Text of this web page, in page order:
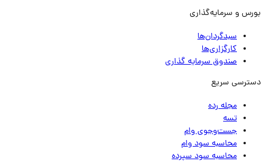
و سرمایه‌گذاری
سبدگردان‌ها
کارگزاری‌ها
صندوق سرمایه گذاری
سریع
مجله رده
تسه
جست‌وجوی وام
محاسبه سود وام
محاسبه سود سپرده